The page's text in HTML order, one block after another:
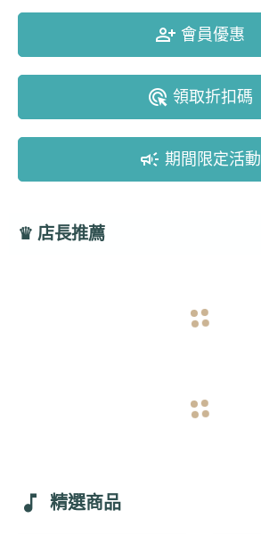
person_add_alt 會員優惠
ads_click 領取折扣碼
campaign 期間限定活動
♛ 店長推薦
music_note 精選商品